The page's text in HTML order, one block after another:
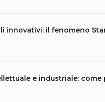
innovativi: il fenomeno
e industriale: